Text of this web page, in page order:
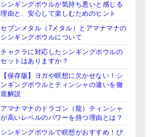
シンギングボウルが気持ち悪いと感じる
理由と、安心して楽しむためのヒント
セブンメタル（7メタル）とアマナマナの
シンギングボウルについて
チャクラに対応したシンギングボウルの
セットはありますか？
【保存版】ヨガや瞑想に欠かせない！シ
ンギングボウルとティンシャの違いを徹
底解説
アマナマナのドラゴン（龍）ティンシャ
が高いレベルのパワーを持つ理由とは？
シンギングボウルで瞑想がおすすめ！ぴ